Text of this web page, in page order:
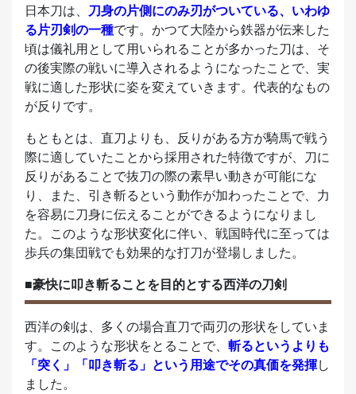
日本刀は、 刀身の片側にのみ刃がついている、いわゆ
る片刃剣の一種です。かつて大陸から鉄器が伝来した
頃は儀礼用として用いられることが多かった刀は、そ
の後実際の戦いに導入されるようになったことで、実
戦に適した形状に姿を変えていきます。代表的なもの
が反りです。
もともとは、直刀よりも、反りがある方が騎馬で戦う
際に適していたことから採用された特徴ですが、刀に
反りがあることで抜刀の際の素早い動きが可能にな
り、また、引き斬るという動作が加わったことで、力
を容易に刀身に伝えることができるようになりまし
た。このような形状変化に伴い、戦国時代に至っては
歩兵の集団戦でも効果的な打刀が登場しました。
■豪快に叩き斬ることを目的とする西洋の刀剣
西洋の剣は、多くの場合直刀で両刃の形状をしていま
す。このような形状をとることで、 斬るというよりも
「突く」「叩き斬る」という用途でその真価を発揮し
ました。